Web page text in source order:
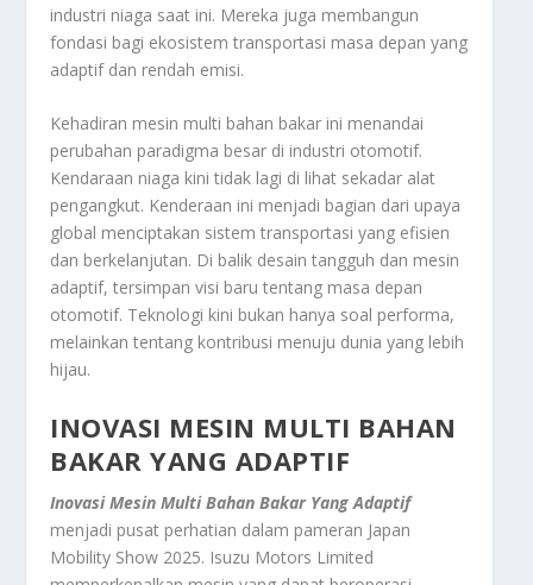
industri niaga saat ini. Mereka juga membangun
fondasi bagi ekosistem transportasi masa depan yang
adaptif dan rendah emisi.
Kehadiran mesin multi bahan bakar ini menandai
perubahan paradigma besar di industri otomotif.
Kendaraan niaga kini tidak lagi di lihat sekadar alat
pengangkut. Kenderaan ini menjadi bagian dari upaya
global menciptakan sistem transportasi yang efisien
dan berkelanjutan. Di balik desain tangguh dan mesin
adaptif, tersimpan visi baru tentang masa depan
otomotif. Teknologi kini bukan hanya soal performa,
melainkan tentang kontribusi menuju dunia yang lebih
hijau.
INOVASI MESIN MULTI BAHAN
BAKAR YANG ADAPTIF
Inovasi Mesin Multi Bahan Bakar Yang Adaptif
menjadi pusat perhatian dalam pameran Japan
Mobility Show 2025. Isuzu Motors Limited